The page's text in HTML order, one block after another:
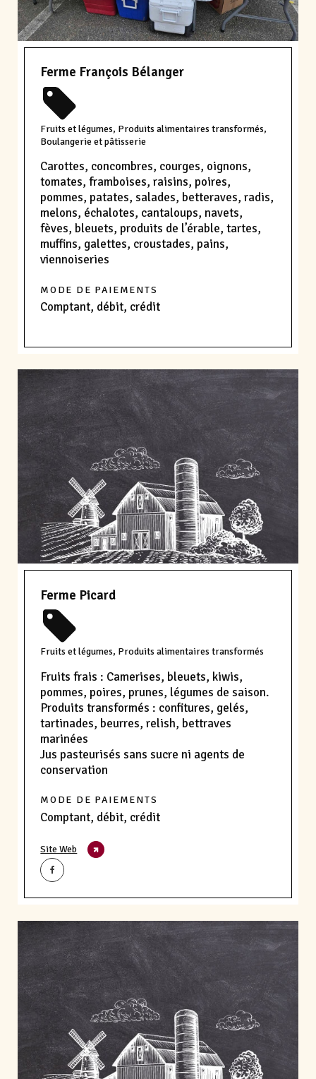
Ferme François Bélanger
Fruits et légumes, Produits alimentaires transformés,
Boulangerie et pâtisserie
Carottes, concombres, courges, oignons,
tomates, framboises, raisins, poires,
pommes, patates, salades, betteraves, radis,
melons, échalotes, cantaloups, navets,
fèves, bleuets, produits de l’érable, tartes,
muffins, galettes, croustades, pains,
viennoiseries
MODE DE PAIEMENTS
Comptant, débit, crédit
Ferme Picard
Fruits et légumes, Produits alimentaires transformés
Fruits frais : Camerises, bleuets, kiwis,
pommes, poires, prunes, légumes de saison.
Produits transformés : confitures, gelés,
tartinades, beurres, relish, bettraves
marinées
Jus pasteurisés sans sucre ni agents de
conservation
MODE DE PAIEMENTS
Comptant, débit, crédit
Site Web